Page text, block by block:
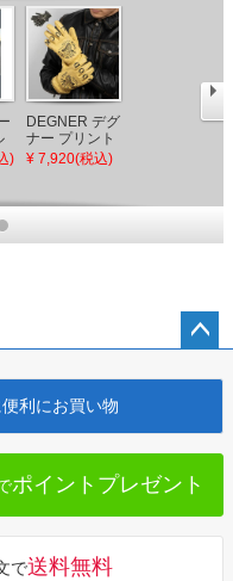
)
DEGNER デグ
ナー プリント
レザー グロー
¥ 7,920(税込)
TC Bros ユニ
へ
利にお買い物
ポイントプレゼント
で送料無料